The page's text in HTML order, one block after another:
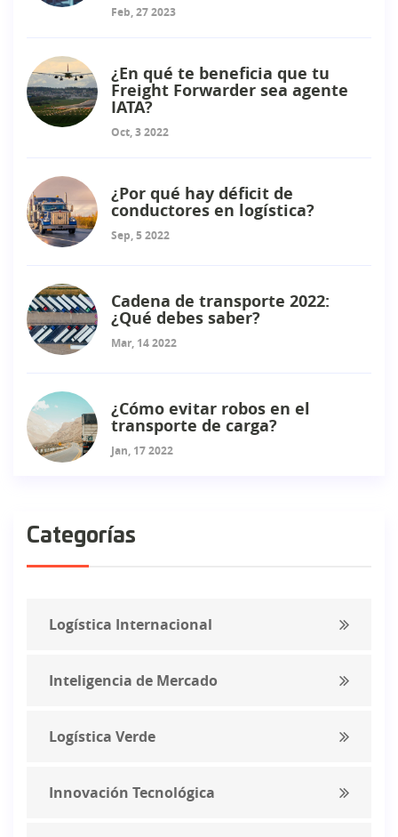
Feb, 27 2023
¿En qué te beneficia que tu
Freight Forwarder sea agente
IATA?
Oct, 3 2022
¿Por qué hay déficit de
conductores en logística?
Sep, 5 2022
Cadena de transporte 2022:
¿Qué debes saber?
Mar, 14 2022
¿Cómo evitar robos en el
transporte de carga?
Jan, 17 2022
Categorías
Logística Internacional
Inteligencia de Mercado
Logística Verde
Innovación Tecnológica